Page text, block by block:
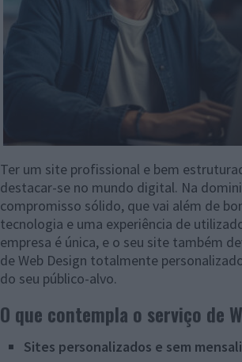
Ter um site profissional e bem
destacar-se no mundo digital. Na
compromisso sólido, que vai além de
tecnologia e uma experiência de
empresa é única, e o seu site também
de Web Design totalmente
do seu público-alvo.
O que contempla o serviço de
Sites personalizados e sem